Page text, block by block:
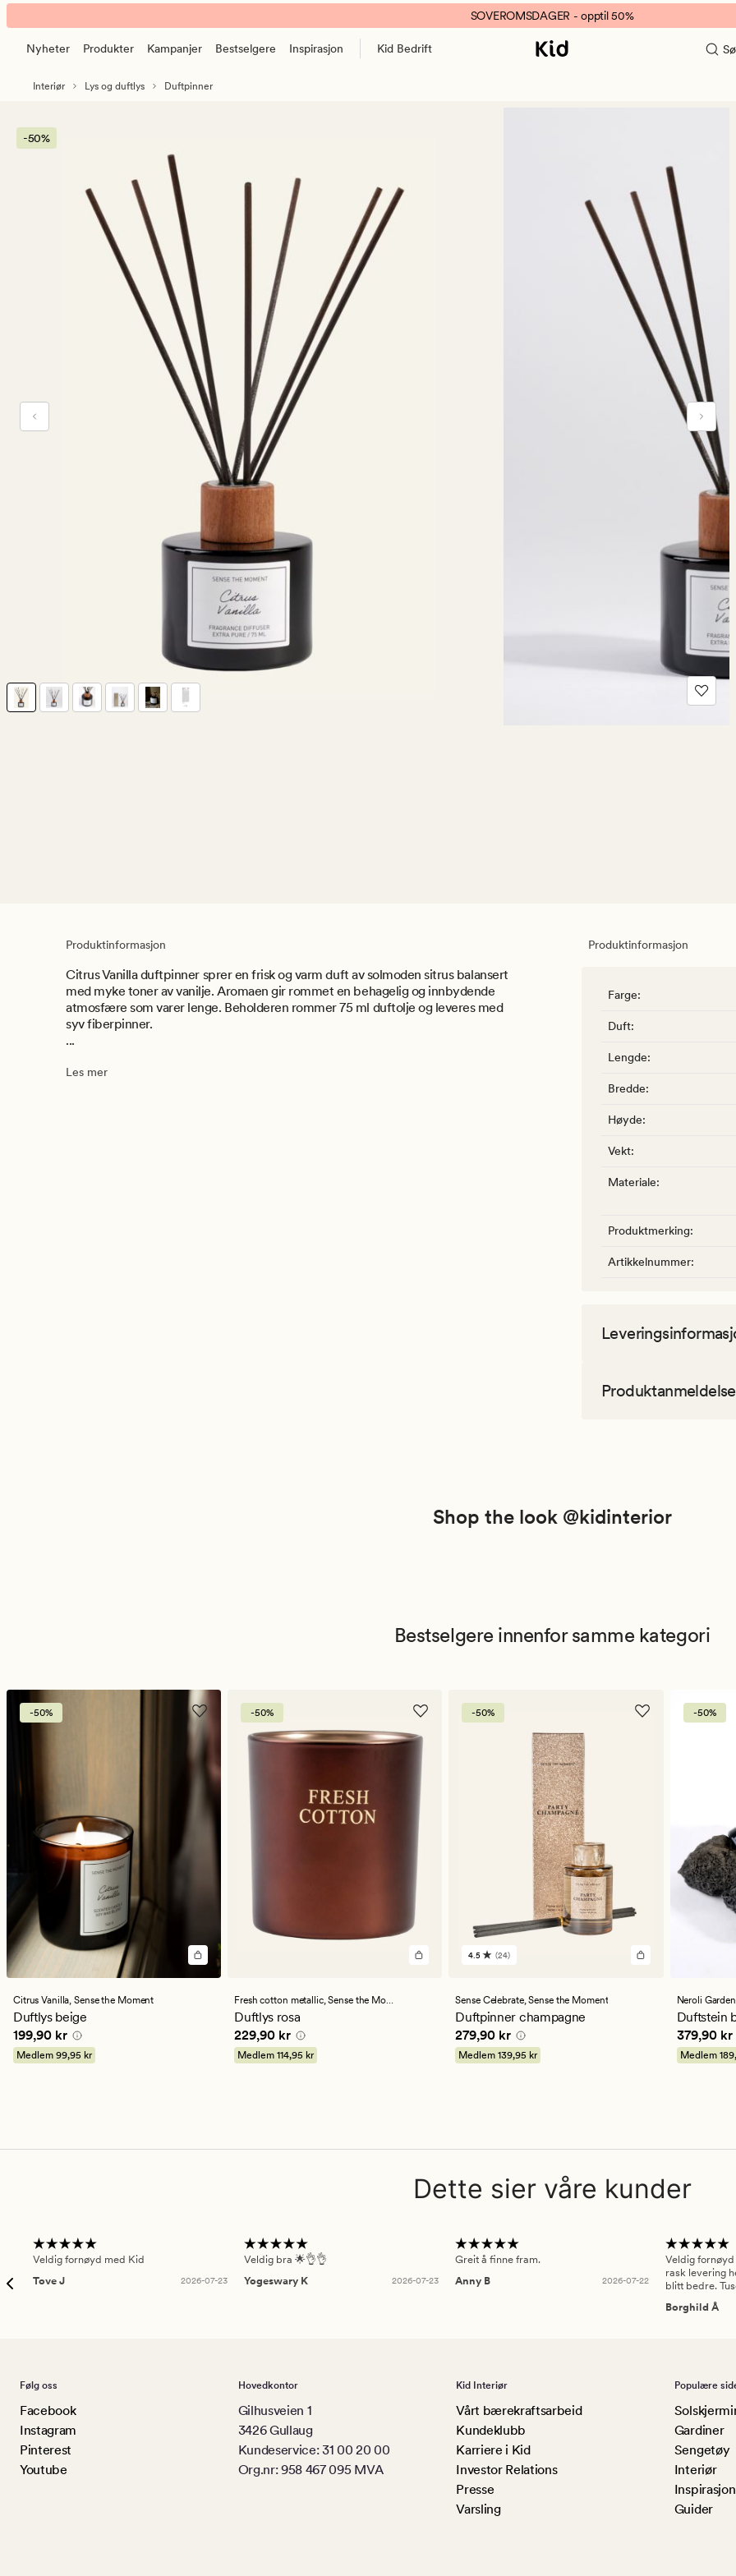
Citrus
Vanilla
duftpinner
banner.
Klikk
pause.
SOVEROMSDAGER - opptil 50%
Nyheter Produkter Kampanjer Bestselgere Inspirasjon Kid Bedrift
Interiør Lys og duftlys Duftpinner
-50%
Produktinformasjon
Citrus Vanilla duftpinner sprer en frisk og varm duft av solmoden sitrus balansert
med myke toner av vanilje. Aromaen gir rommet en behagelig og innbydende
atmosfære som varer lenge. Beholderen rommer 75 ml duftolje og leveres med
syv fiberpinner.
...
Les mer
Produktinformasjon
Farge:
Duft:
Lengde:
Bredde:
Høyde:
Vekt:
Materiale:
Produktmerking:
Artikkelnummer:
Shop the look @kidinterior
Bestselgere innenfor samme kategori
-50%
Citrus Vanilla,Sense the Moment
Duftlys beige
Pris 199,90 kr
199,90 kr
Medlem 99,95 kr
-50%
Fresh cotton metallic,Sense the Moment
Duftlys rosa
Pris 229,90 kr
229,90 kr
Medlem114,95 kr
-50%
24
en
gjennomsnittlig
vurdering
på
4.5
4.5 (24)
Sense Celebrate,Sense the Moment
Duftpinner champagne
Pris 279,90 kr
279,90 kr
Medlem139,95 kr
-50%
Neroli
Duftstein
Pris
379,90 kr
Medlem
Dette sier våre kunder
Veldig fornøyd med Kid
Tove J
2026-07-23
Veldig bra 🌟👌👌
Yogeswary K
2026-07-23
Greit å finne fram.
Anny B
2026-07-22
Veldig
rask levering
blitt bedre.
Borghild Å
Følg oss
Facebook
Instagram
Pinterest
Youtube
Hovedkontor
Gilhusveien 1
3426 Gullaug
Kundeservice: 31 00 20 00
Org.nr: 958 467 095 MVA
Kid Interiør
Vårt bærekraftsarbeid
Kundeklubb
Karriere i Kid
Investor Relations
Presse
Varsling
Populære
Gardiner
Sengetøy
Interiør
Inspirasjon
Guider